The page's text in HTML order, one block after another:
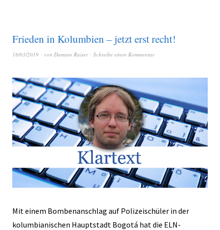
Frieden in Kolumbien – jetzt erst recht!
18/03/2019 von Damian Raiser Schreibe einen Kommentar
Mit einem Bombenanschlag auf Polizeischüler in der
kolumbianischen Hauptstadt Bogotá hat die ELN-